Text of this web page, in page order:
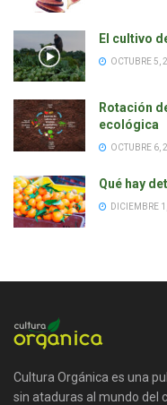
El cultivo
OCTUBRE 5,
Rotación
ecológica
OCTUBRE 6,
Qué hay
DICIEMBRE
Cultura Orgánica es una
sin ataduras al mundo del